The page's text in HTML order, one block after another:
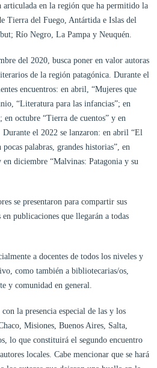
articulada en la región que ha permitido la
Tierra del Fuego, Antártida e Islas del
Río Negro, La Pampa y Neuquén.
del 2020, busca poner en valor autoras
de la región patagónica. Durante el
encuentros: en abril, “Mujeres que
“Literatura para las infancias”; en
en octubre “Tierra de cuentos” y en
Durante el 2022 se lanzaron: en abril “El
palabras, grandes historias”, en
en diciembre “Malvinas: Patagonia y su
se presentaron para compartir sus
publicaciones que llegarán a todas
a docentes de todos los niveles y
como también a bibliotecarias/os,
y comunidad en general.
la presencia especial de las y los
Misiones, Buenos Aires, Salta,
lo que constituirá el segundo encuentro
locales. Cabe mencionar que se hará